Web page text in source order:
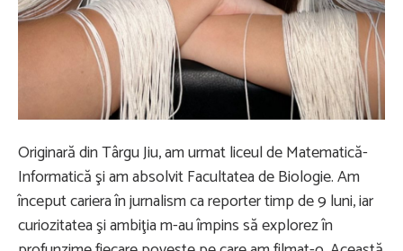
Originară din Târgu Jiu, am urmat liceul de Matematică-
Informatică şi am absolvit Facultatea de Biologie. Am
început cariera în jurnalism ca reporter timp de 9 luni, iar
curiozitatea şi ambiţia m-au împins să explorez în